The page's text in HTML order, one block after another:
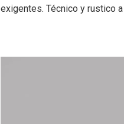
exigentes. Técnico y rustico